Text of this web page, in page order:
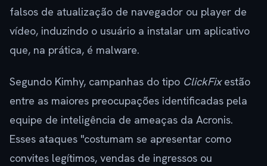
falsos de atualização de navegador ou player de
vídeo, induzindo o usuário a instalar um aplicativo
que, na prática, é malware.
Segundo Kimhy, campanhas do tipo ClickFixestão
entre as maiores preocupações identificadas pela
equipe de inteligência de ameaças da Acronis.
Esses ataques "costumam se apresentar como
convites legítimos, vendas de ingressos ou